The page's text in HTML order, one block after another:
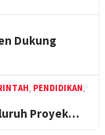
Dukung
PENDIDIKAN
Proyek…